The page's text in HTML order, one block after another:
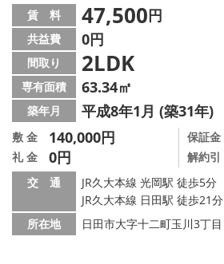
賃 料 47,500円
共益費 0円
間取り 2LDK
専有面積 63.34㎡
築年月 平成8年1月 (築31年)
敷 金 140,000円
礼 金 0円
保証金
解約引
交 通
JR久大本線 光岡駅 徒歩5分
JR久大本線 日田駅 徒歩21分
所在地
日田市大字十二町玉川3丁目